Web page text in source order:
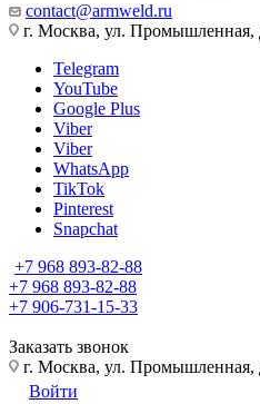
contact@armweld.ru
г. Москва, ул. Промышленная,
Telegram
YouTube
Google Plus
Viber
Viber
WhatsApp
TikTok
Pinterest
Snapchat
+7 968 893-82-88
+7 968 893-82-88
+7 906-731-15-33
Заказать звонок
г. Москва, ул. Промышленная,
Войти